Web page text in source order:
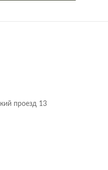
проезд 13